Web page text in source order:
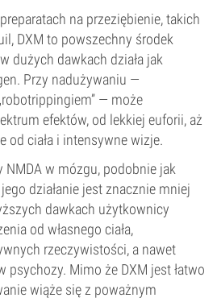
na przeziębienie, takich
DXM to powszechny środek
dużych dawkach działa jak
Przy nadużywaniu —
— może
efektów, od lekkiej euforii, aż
od ciała i intensywne wizje.
NMDA w mózgu, podobnie jak
działanie jest znacznie mniej
dawkach użytkownicy
od własnego ciała,
rzeczywistości, a nawet
psychozy. Mimo że DXM jest łatwo
wiąże się z poważnym